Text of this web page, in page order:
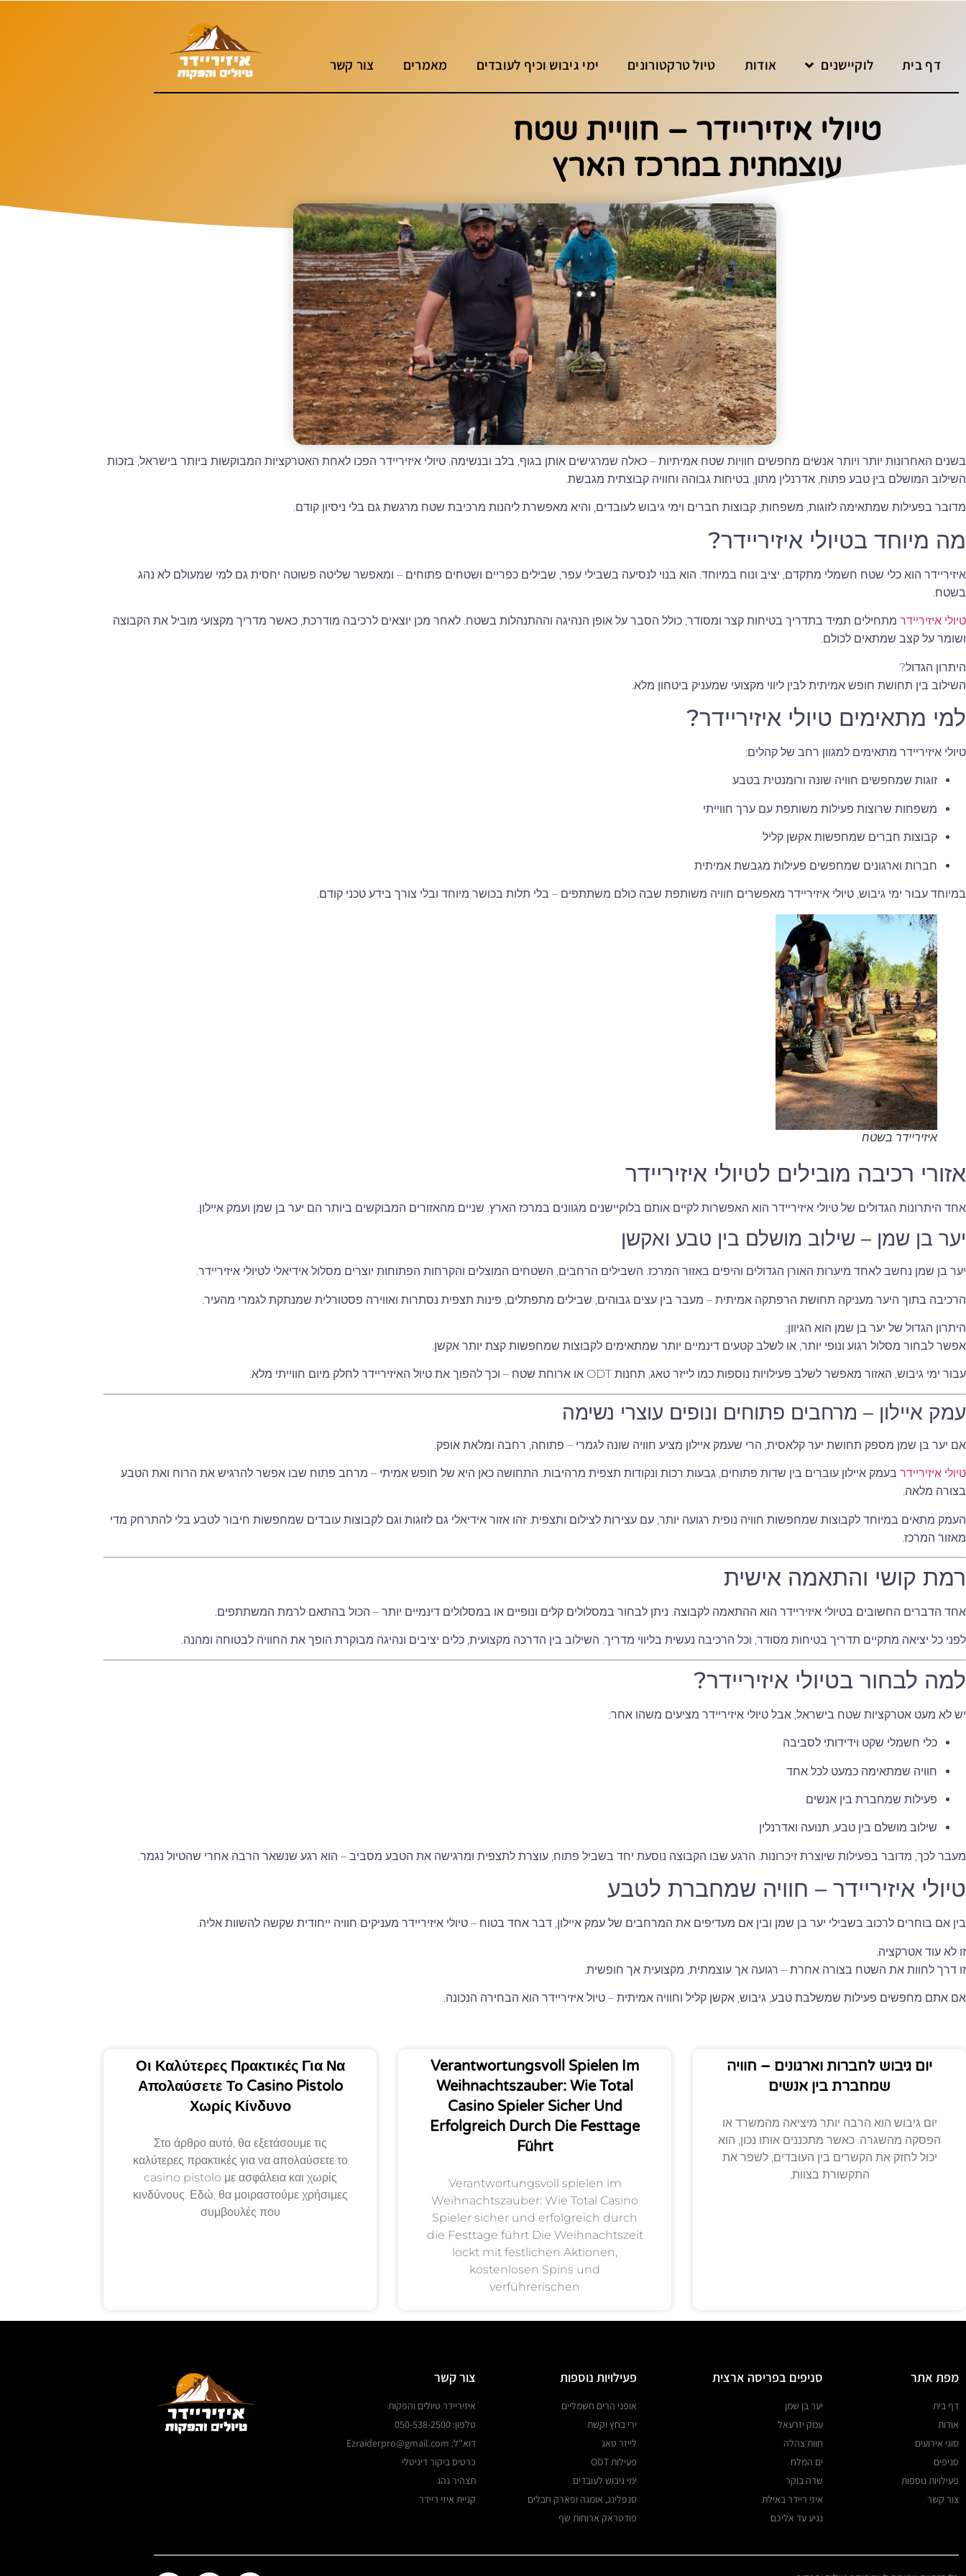
דף בית לוקיישנים אודות טיול טרקטורונים ימי גיבוש וכיף לעובדים מאמרים צור קשר
טיולי איזיריידר – חוויית שטח
עוצמתית במרכז הארץ
בשנים האחרונות יותר ויותר אנשים מחפשים חוויות שטח אמיתיות – כאלה שמרגישים אותן בגוף, בלב ובנשימה. טיולי איזיריידר הפכו לאחת האטרקציות המבוקשות ביותר בישראל, בזכות
השילוב המושלם בין טבע פתוח, אדרנלין מתון, בטיחות גבוהה וחוויה קבוצתית מגבשת.
מדובר בפעילות שמתאימה לזוגות, משפחות, קבוצות חברים וימי גיבוש לעובדים, והיא מאפשרת ליהנות מרכיבת שטח מרגשת גם בלי ניסיון קודם.
מה מיוחד בטיולי איזיריידר?
איזיריידר הוא כלי שטח חשמלי מתקדם, יציב ונוח במיוחד. הוא בנוי לנסיעה בשבילי עפר, שבילים כפריים ושטחים פתוחים – ומאפשר שליטה פשוטה יחסית גם למי שמעולם לא נהג
בשטח.
טיולי איזיריידר מתחילים תמיד בתדריך בטיחות קצר ומסודר, כולל הסבר על אופן הנהיגה וההתנהלות בשטח. לאחר מכן יוצאים לרכיבה מודרכת, כאשר מדריך מקצועי מוביל את הקבוצה
ושומר על קצב שמתאים לכולם.
היתרון הגדול?
השילוב בין תחושת חופש אמיתית לבין ליווי מקצועי שמעניק ביטחון מלא.
למי מתאימים טיולי איזיריידר?
טיולי איזיריידר מתאימים למגוון רחב של קהלים:
זוגות שמחפשים חוויה שונה ורומנטית בטבע
משפחות שרוצות פעילות משותפת עם ערך חווייתי
קבוצות חברים שמחפשות אקשן קליל
חברות וארגונים שמחפשים פעילות מגבשת אמיתית
במיוחד עבור ימי גיבוש, טיולי איזיריידר מאפשרים חוויה משותפת שבה כולם משתתפים – בלי תלות בכושר מיוחד ובלי צורך בידע טכני קודם.
איזיריידר בשטח
אזורי רכיבה מובילים לטיולי איזיריידר
אחד היתרונות הגדולים של טיולי איזיריידר הוא האפשרות לקיים אותם בלוקיישנים מגוונים במרכז הארץ. שניים מהאזורים המבוקשים ביותר הם יער בן שמן ועמק איילון.
יער בן שמן – שילוב מושלם בין טבע ואקשן
יער בן שמן נחשב לאחד מיערות האורן הגדולים והיפים באזור המרכז. השבילים הרחבים, השטחים המוצלים והקרחות הפתוחות יוצרים מסלול אידיאלי לטיולי איזיריידר.
הרכיבה בתוך היער מעניקה תחושת הרפתקה אמיתית – מעבר בין עצים גבוהים, שבילים מתפתלים, פינות תצפית נסתרות ואווירה פסטורלית שמנתקת לגמרי מהעיר.
היתרון הגדול של יער בן שמן הוא הגיוון:
אפשר לבחור מסלול רגוע ונופי יותר, או לשלב קטעים דינמיים יותר שמתאימים לקבוצות שמחפשות קצת יותר אקשן.
עבור ימי גיבוש, האזור מאפשר לשלב פעילויות נוספות כמו לייזר טאג, תחנות ODT או ארוחת שטח – וכך להפוך את טיול האיזיריידר לחלק מיום חווייתי מלא.
עמק איילון – מרחבים פתוחים ונופים עוצרי נשימה
אם יער בן שמן מספק תחושת יער קלאסית, הרי שעמק איילון מציע חוויה שונה לגמרי – פתוחה, רחבה ומלאת אופק.
טיולי איזיריידר בעמק איילון עוברים בין שדות פתוחים, גבעות רכות ונקודות תצפית מרהיבות. התחושה כאן היא של חופש אמיתי – מרחב פתוח שבו אפשר להרגיש את הרוח ואת הטבע
בצורה מלאה.
העמק מתאים במיוחד לקבוצות שמחפשות חוויה נופית רגועה יותר, עם עצירות לצילום ותצפית. זהו אזור אידיאלי גם לזוגות וגם לקבוצות עובדים שמחפשות חיבור לטבע בלי להתרחק מדי
מאזור המרכז.
רמת קושי והתאמה אישית
אחד הדברים החשובים בטיולי איזיריידר הוא ההתאמה לקבוצה. ניתן לבחור במסלולים קלים ונופיים או במסלולים דינמיים יותר – הכול בהתאם לרמת המשתתפים.
לפני כל יציאה מתקיים תדריך בטיחות מסודר, וכל הרכיבה נעשית בליווי מדריך. השילוב בין הדרכה מקצועית, כלים יציבים ונהיגה מבוקרת הופך את החוויה לבטוחה ומהנה.
למה לבחור בטיולי איזיריידר?
יש לא מעט אטרקציות שטח בישראל, אבל טיולי איזיריידר מציעים משהו אחר:
כלי חשמלי שקט וידידותי לסביבה
חוויה שמתאימה כמעט לכל אחד
פעילות שמחברת בין אנשים
שילוב מושלם בין טבע, תנועה ואדרנלין
מעבר לכך, מדובר בפעילות שיוצרת זיכרונות. הרגע שבו הקבוצה נוסעת יחד בשביל פתוח, עוצרת לתצפית ומרגישה את הטבע מסביב – הוא רגע שנשאר הרבה אחרי שהטיול נגמר.
טיולי איזיריידר – חוויה שמחברת לטבע
בין אם בוחרים לרכוב בשבילי יער בן שמן ובין אם מעדיפים את המרחבים של עמק איילון, דבר אחד בטוח – טיולי איזיריידר מעניקים חוויה ייחודית שקשה להשוות אליה.
זו לא עוד אטרקציה.
זו דרך לחוות את השטח בצורה אחרת – רגועה אך עוצמתית, מקצועית אך חופשית.
אם אתם מחפשים פעילות שמשלבת טבע, גיבוש, אקשן קליל וחוויה אמיתית – טיול איזיריידר הוא הבחירה הנכונה.
יום גיבוש לחברות וארגונים – חוויה
שמחברת בין אנשים
יום גיבוש הוא הרבה יותר מיציאה מהמשרד או
הפסקה מהשגרה. כאשר מתכננים אותו נכון, הוא
יכול לחזק את הקשרים בין העובדים, לשפר את
התקשורת בצוות,
Verantwortungsvoll Spielen Im
Weihnachtszauber: Wie Total
Casino Spieler Sicher Und
Erfolgreich Durch Die Festtage
Führt
Verantwortungsvoll spielen im
Weihnachtszauber: Wie Total Casino
Spieler sicher und erfolgreich durch
die Festtage führt Die Weihnachtszeit
lockt mit festlichen Aktionen,
kostenlosen Spins und
verführerischen
Οι Καλύτερες Πρακτικές Για Να
Απολαύσετε Το Casino Pistolo
Χωρίς Κίνδυνο
Στο άρθρο αυτό, θα εξετάσουμε τις
καλύτερες πρακτικές για να απολαύσετε το
casino pistolo με ασφάλεια και χωρίς
κινδύνους. Εδώ, θα μοιραστούμε χρήσιμες
συμβουλές που
מפת אתר
דף בית
אודות
סוגי אירועים
סניפים
פעילויות נוספות
צור קשר
סניפים בפריסה ארצית
יער בן שמן
עמק יזרעאל
חוות צהלה
ים המלח
שדה בוקר
איזי ריידר באילת
נגיע עד אליכם
פעילויות נוספות
אופני הרים חשמליים
ירי בחץ וקשת
לייזר טאג
פעילות ODT
ימי גיבוש לעובדים
סנפלינג, אומגה ופארק חבלים
פודטראק ארוחות שף
צור קשר
איזיריידר טיולים והפקות
טלפון: 050-538-2500
דוא"ל: Ezraiderpro@gmail.com
כרטיס ביקור דיגיטלי
תצהיר נהג
קניית איזי ריידר